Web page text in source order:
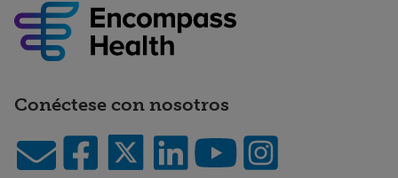
Conéctese con nosotros